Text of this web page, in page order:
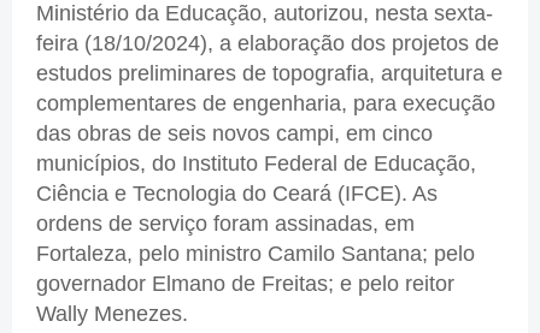
Ministério da Educação, autorizou, nesta sexta-
feira (18/10/2024), a elaboração dos projetos de
estudos preliminares de topografia, arquitetura e
complementares de engenharia, para execução
das obras de seis novos campi, em cinco
municípios, do Instituto Federal de Educação,
Ciência e Tecnologia do Ceará (IFCE). As
ordens de serviço foram assinadas, em
Fortaleza, pelo ministro Camilo Santana; pelo
governador Elmano de Freitas; e pelo reitor
Wally Menezes.